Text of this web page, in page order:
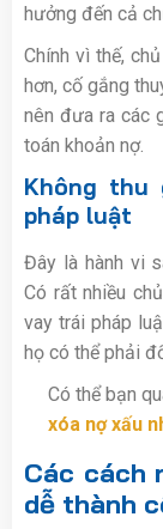
hưởng đến cả
Chính vì thế,
hơn, cố gắng
nên đưa ra các
toán khoản nợ.
Không
pháp luật
Đây là hành vi
Có rất nhiều
vay trái pháp
họ có thể phải
Có thể bạn
xóa nợ xấu
Các cách
dễ thành